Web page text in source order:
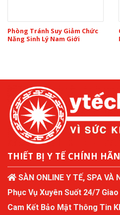
Phòng Tránh Suy Giảm Chức
Năng Sinh Lý Nam Giới
THIẾT BỊ Y TẾ CHÍNH
SÀN ONLINE Y TẾ, SPA VÀ
Phục Vụ Xuyên Suốt 24/7
Cam Kết Bảo Mật Thông Tin